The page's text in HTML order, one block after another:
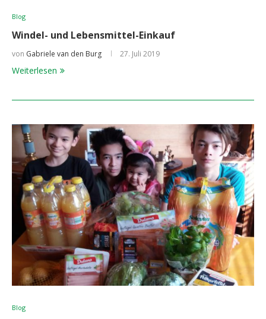
Blog
Windel- und Lebensmittel-Einkauf
von Gabriele van den Burg 27. Juli 2019
Weiterlesen
Blog